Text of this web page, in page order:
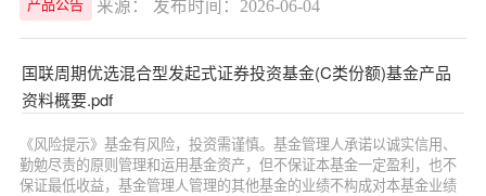
产品公告 来源： 发布时间：2026-06-04
国联周期优选混合型发起式证券投资基金(C类份额)基金产品
资料概要.pdf
《风险提示》基金有风险，投资需谨慎。基金管理人承诺以诚实信用、
勤勉尽责的原则管理和运用基金资产，但不保证本基金一定盈利，也不
保证最低收益，基金管理人管理的其他基金的业绩不构成对本基金业绩